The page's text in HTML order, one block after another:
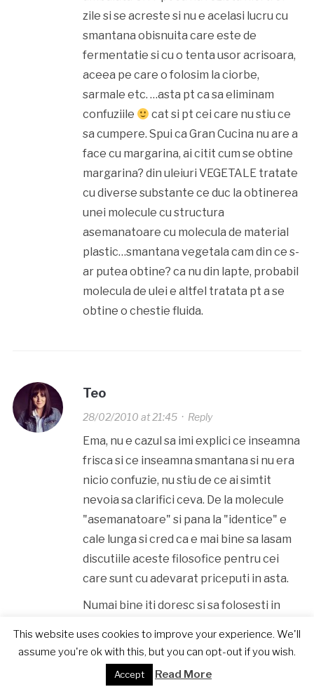
zile si se acreste si nu e acelasi lucru cu
smantana obisnuita care este de
fermentatie si cu o tenta usor acrisoara,
aceea pe care o folosim la ciorbe,
sarmale etc. …asta pt ca sa eliminam
confuziile
cat si pt cei care nu stiu ce
sa cumpere. Spui ca Gran Cucina nu are a
face cu margarina, ai citit cum se obtine
margarina? din uleiuri VEGETALE tratate
cu diverse substante ce duc la obtinerea
unei molecule cu structura
asemanatoare cu molecula de material
plastic…smantana vegetala cam din ce s-
ar putea obtine? ca nu din lapte, probabil
molecula de ulei e altfel tratata pt a se
obtine o chestie fluida.
Teo
28/02/2010 at 21:45· Reply
Ema, nu e cazul sa imi explici ce inseamna
frisca si ce inseamna smantana si nu era
nicio confuzie, nu stiu de ce ai simtit
nevoia sa clarifici ceva. De la molecule
"asemanatoare" si pana la "identice" e
cale lunga si cred ca e mai bine sa lasam
discutiile aceste filosofice pentru cei
care sunt cu adevarat priceputi in asta.
Numai bine iti doresc si sa folosesti in
tu ca fiind bune, pentru ca de fapt la asta
se rezuma tot: mancam ceea ce
consideram ca ne face bine si ne place,
This website uses cookies to improve your experience. We'll
assume you're ok with this, but you can opt-out if you wish.
Accept Read More